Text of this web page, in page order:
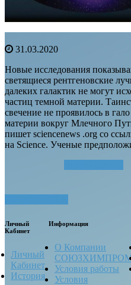
31.03.2020
Новые исследования
светящиеся рентгеновские
далеких галактик не могут
частиц темной материи.
свечение не проявилось в
материи вокруг Млечного
пишет sciencenews .org со
на Science. Ученые
Личный
Кабинет
Личный
Кабинет
История
Информация
О Компании
Условия работы
Условия